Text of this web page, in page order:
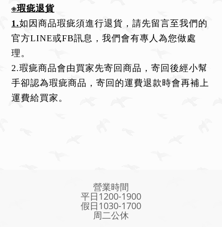
※瑕疵退貨
1.如因商品瑕疵須進行退貨，請先留言至我們的
官方LINE或FB訊息，我們會有專人為您做處
理。
2.瑕疵商品會由買家先寄回商品，寄回後經小幫
手卻認為瑕疵商品，寄回的運費退款時會再補上
運費給買家。
營業時間
平日1200-1900
假日1030-1700
周二公休